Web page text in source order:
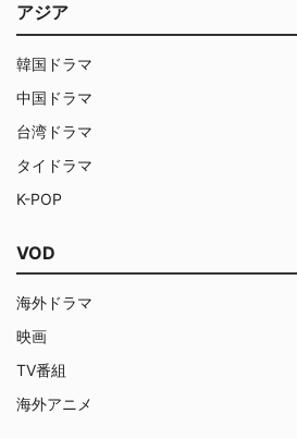
アジア
韓国ドラマ
中国ドラマ
台湾ドラマ
タイドラマ
K-POP
VOD
海外ドラマ
映画
TV番組
海外アニメ